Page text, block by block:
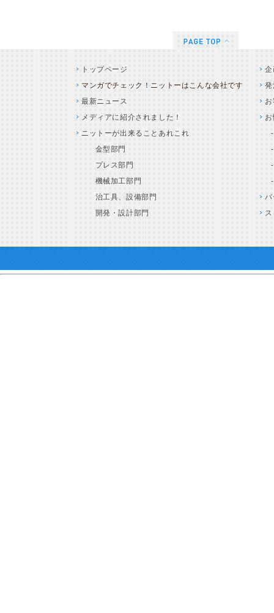
トップページ
マンガでチェック！ニットーはこんな会社です
最新ニュース
メディアに紹介されました！
ニットーが出来ることあれこれ
金型部門
プレス部門
機械加工部門
治工具、設備部門
開発・設計部門
企
発
お
お
バ
ス